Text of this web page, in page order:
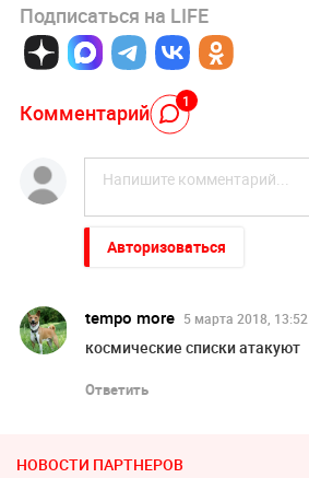
Подписаться на LIFE
Комментарий 1
Авторизоваться
tempo more 5 марта 2018, 13:52
космические списки атакуют
Ответить
НОВОСТИ ПАРТНЕРОВ